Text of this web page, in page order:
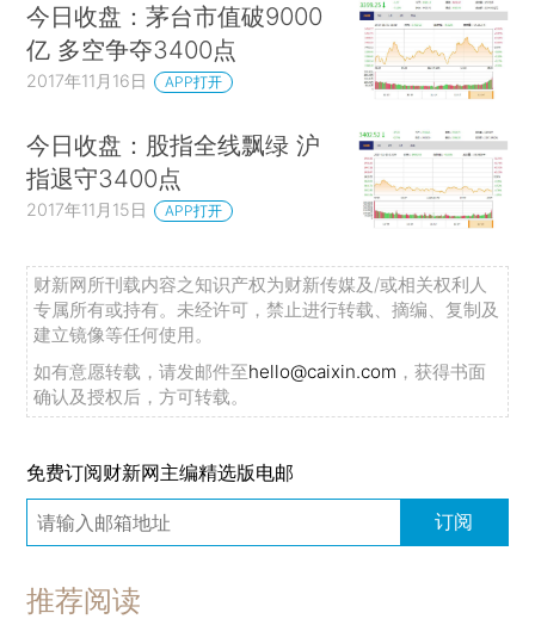
今日收盘：茅台市值破9000
亿 多空争夺3400点
2017年11月16日 APP打开
今日收盘：股指全线飘绿 沪
指退守3400点
2017年11月15日 APP打开
财新网所刊载内容之知识产权为财新传媒及/或相关权利人
专属所有或持有。未经许可，禁止进行转载、摘编、复制及
建立镜像等任何使用。
如有意愿转载，请发邮件至hello@caixin.com ，获得书面
确认及授权后，方可转载。
免费订阅财新网主编精选版电邮
订阅
推荐阅读